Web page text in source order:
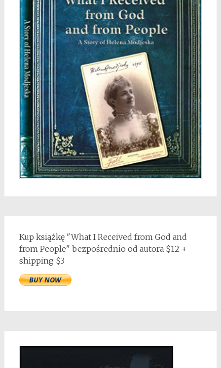
Kup książkę "What I Received from God and
from People" bezpośrednio od autora $12 +
shipping $3